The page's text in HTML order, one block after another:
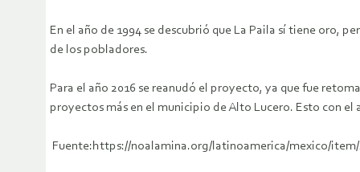
En el año de 1994 se descubrió que La Paila sí tiene oro,
de los pobladores.
Para el año 2016 se reanudó el proyecto, ya que fue
proyectos más en el municipio de Alto Lucero. Esto con
Fuente:https://noalamina.org/latinoamerica/mexico/